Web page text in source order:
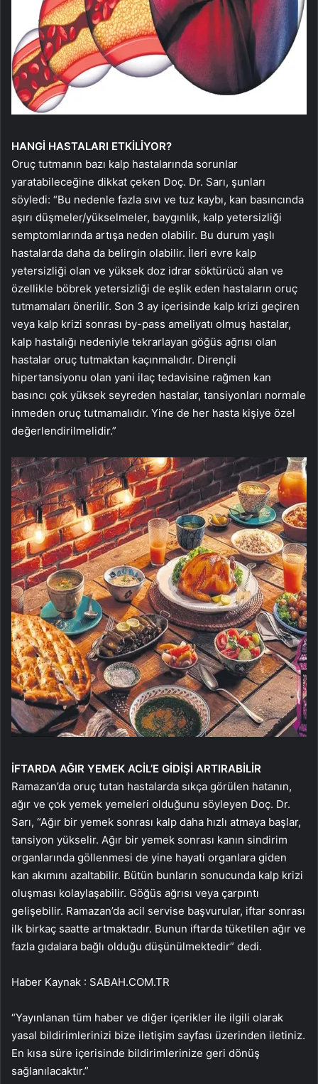
HANGİ HASTALARI ETKİLİYOR?
Oruç tutmanın bazı kalp hastalarında sorunlar
yaratabileceğine dikkat çeken Doç. Dr. Sarı, şunları
söyledi: “Bu nedenle fazla sıvı ve tuz kaybı, kan basıncında
aşırı düşmeler/yükselmeler, baygınlık, kalp yetersizliği
semptomlarında artışa neden olabilir. Bu durum yaşlı
hastalarda daha da belirgin olabilir. İleri evre kalp
yetersizliği olan ve yüksek doz idrar söktürücü alan ve
özellikle böbrek yetersizliği de eşlik eden hastaların oruç
tutmamaları önerilir. Son 3 ay içerisinde kalp krizi geçiren
veya kalp krizi sonrası by-pass ameliyatı olmuş hastalar,
kalp hastalığı nedeniyle tekrarlayan göğüs ağrısı olan
hastalar oruç tutmaktan kaçınmalıdır. Dirençli
hipertansiyonu olan yani ilaç tedavisine rağmen kan
basıncı çok yüksek seyreden hastalar, tansiyonları normale
inmeden oruç tutmamalıdır. Yine de her hasta kişiye özel
değerlendirilmelidir.”
İFTARDA AĞIR YEMEK ACİL’E GİDİŞİ ARTIRABİLİR
Ramazan’da oruç tutan hastalarda sıkça görülen hatanın,
ağır ve çok yemek yemeleri olduğunu söyleyen Doç. Dr.
Sarı, “Ağır bir yemek sonrası kalp daha hızlı atmaya başlar,
tansiyon yükselir. Ağır bir yemek sonrası kanın sindirim
organlarında göllenmesi de yine hayati organlara giden
kan akımını azaltabilir. Bütün bunların sonucunda kalp krizi
oluşması kolaylaşabilir. Göğüs ağrısı veya çarpıntı
gelişebilir. Ramazan’da acil servise başvurular, iftar sonrası
ilk birkaç saatte artmaktadır. Bunun iftarda tüketilen ağır ve
fazla gıdalara bağlı olduğu düşünülmektedir” dedi.
Haber Kaynak : SABAH.COM.TR
“Yayınlanan tüm haber ve diğer içerikler ile ilgili olarak
yasal bildirimlerinizi bize iletişim sayfası üzerinden iletiniz.
En kısa süre içerisinde bildirimlerinize geri dönüş
sağlanılacaktır.”